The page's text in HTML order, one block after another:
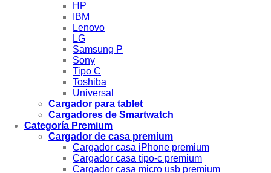
HP
IBM
Lenovo
LG
Samsung P
Sony
Tipo C
Toshiba
Universal
Cargador para tablet
Cargadores de Smartwatch
Categoría Premium
Cargador de casa premium
Cargador casa iPhone premium
Cargador casa tipo-c premium
Cargador casa micro usb premium